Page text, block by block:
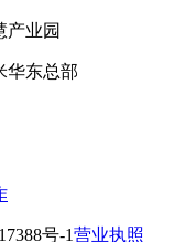
产业园
华东总部
号-1营业执照